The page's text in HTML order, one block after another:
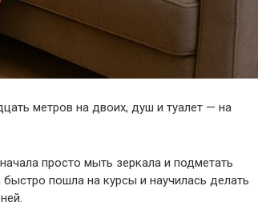
метров на двоих, душ и туалет — на
просто мыть зеркала и подметать
пошла на курсы и научилась делать